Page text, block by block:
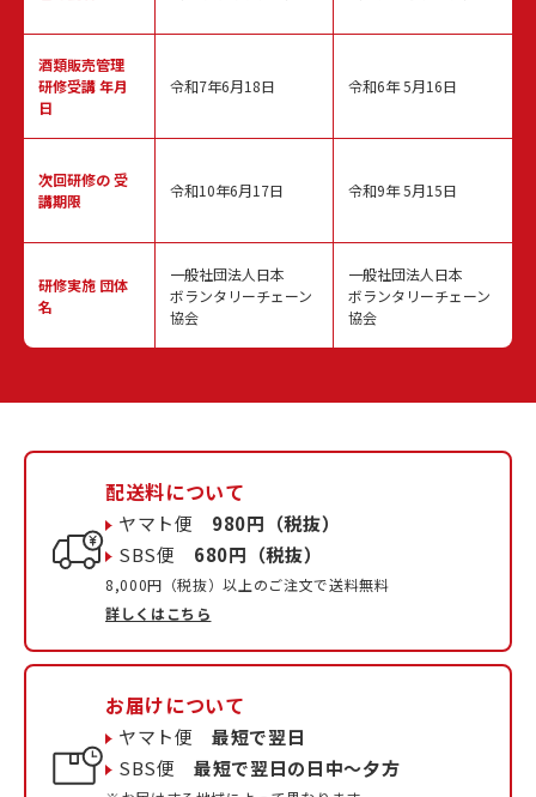
酒類販売管理
研修受講 年月
日
次回研修の受
講期限
研修実施 団体
名
令和7年6月18日
令和10年6月17日
一般社団法人日本
ボランタリーチェーン
協会
令和6年 5月16日
令和9年 5月15日
一般社団法人日本
ボランタリーチェーン
協会
配送料について
ヤマト便 980円（税抜）
SBS便 680円（税抜）
8,000円（税抜）以上のご注文で送料無料
詳しくはこちら
お届けについて
ヤマト便最短で翌日
SBS便最短で翌日の日中〜夕方